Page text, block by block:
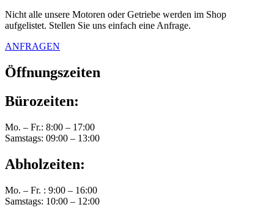
Nicht alle unsere Motoren oder Getriebe werden im Shop
aufgelistet. Stellen Sie uns einfach eine Anfrage.
ANFRAGEN
Öffnungszeiten
Bürozeiten:
Mo. – Fr.: 8:00 – 17:00
Samstags: 09:00 – 13:00
Abholzeiten:
Mo. – Fr. : 9:00 – 16:00
Samstags: 10:00 – 12:00